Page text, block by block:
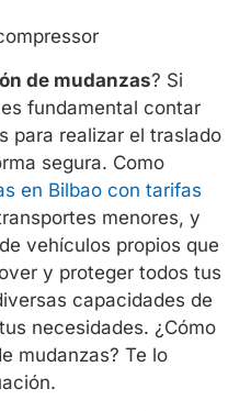
de mudanzas? Si
fundamental contar
para realizar el traslado
segura. Como
en Bilbao con tarifas
menores, y
vehículos propios que
y proteger todos tus
capacidades de
necesidades. ¿Cómo
mudanzas? Te lo